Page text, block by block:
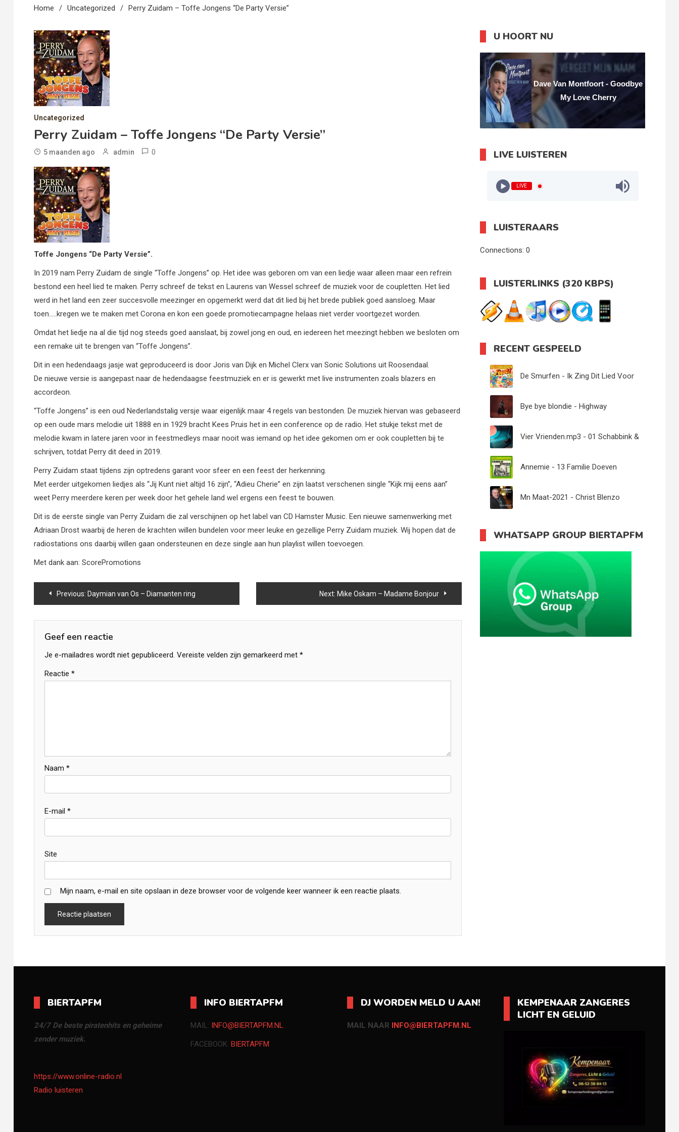
Home Uncategorized Perry Zuidam – Toffe Jongens “De Party Versie”
Uncategorized
Perry Zuidam – Toffe Jongens “De Party Versie”
5 maanden ago admin 0
Toffe Jongens “De Party Versie”.
In 2019 nam Perry Zuidam de single “Toffe Jongens” op. Het idee was geboren om van een liedje waar alleen maar een refrein
bestond een heel lied te maken. Perry schreef de tekst en Laurens van Wessel schreef de muziek voor de coupletten. Het lied
werd in het land een zeer succesvolle meezinger en opgemerkt werd dat dit lied bij het brede publiek goed aansloeg. Maar
toen…..kregen we te maken met Corona en kon een goede promotiecampagne helaas niet verder voortgezet worden.
Omdat het liedje na al die tijd nog steeds goed aanslaat, bij zowel jong en oud, en iedereen het meezingt hebben we besloten om
een remake uit te brengen van “Toffe Jongens”.
Dit in een hedendaags jasje wat geproduceerd is door Joris van Dijk en Michel Clerx van Sonic Solutions uit Roosendaal.
De nieuwe versie is aangepast naar de hedendaagse feestmuziek en er is gewerkt met live instrumenten zoals blazers en
accordeon.
“Toffe Jongens” is een oud Nederlandstalig versje waar eigenlijk maar 4 regels van bestonden. De muziek hiervan was gebaseerd
op een oude mars melodie uit 1888 en in 1929 bracht Kees Pruis het in een conference op de radio. Het stukje tekst met de
melodie kwam in latere jaren voor in feestmedleys maar nooit was iemand op het idee gekomen om er ook coupletten bij te
schrijven, totdat Perry dit deed in 2019.
Perry Zuidam staat tijdens zijn optredens garant voor sfeer en een feest der herkenning.
Met eerder uitgekomen liedjes als “Jij Kunt niet altijd 16 zijn”, “Adieu Cherie” en zijn laatst verschenen single “Kijk mij eens aan”
weet Perry meerdere keren per week door het gehele land wel ergens een feest te bouwen.
Dit is de eerste single van Perry Zuidam die zal verschijnen op het label van CD Hamster Music. Een nieuwe samenwerking met
Adriaan Drost waarbij de heren de krachten willen bundelen voor meer leuke en gezellige Perry Zuidam muziek. Wij hopen dat de
radiostations ons daarbij willen gaan ondersteunen en deze single aan hun playlist willen toevoegen.
Met dank aan: ScorePromotions
Bericht
navigatie
Previous: Daymian van Os – Diamanten ring Next: Mike Oskam – Madame Bonjour
Geef een reactie
Je e-mailadres wordt niet gepubliceerd. Vereiste velden zijn gemarkeerd met *
Reactie *
Naam *
E-mail *
Site
Mijn naam, e-mail en site opslaan in deze browser voor de volgende keer wanneer ik een reactie plaats.
U HOORT NU
Dave Van Montfoort - Goodbye
My Love Cherry
LIVE LUISTEREN
LIVE
LUISTERAARS
Connections:0
LUISTERLINKS (320 KBPS)
RECENT GESPEELD
De Smurfen - Ik Zing Dit Lied Voor
Bye bye blondie - Highway
Vier Vrienden.mp3 - 01 Schabbink &
Annemie - 13 Familie Doeven
Mn Maat-2021 - Christ Blenzo
WHATSAPP GROUP BIERTAPFM
BIERTAPFM
24/7 De beste piratenhits en geheime
zender muziek.
https://www.online-radio.nl
Radio luisteren
INFO BIERTAPFM
MAIL: INFO@BIERTAPFM.NL
FACEBOOK: BIERTAPFM
DJ WORDEN MELD U AAN!
MAIL NAAR INFO@BIERTAPFM.NL
KEMPENAAR ZANGERES
LICHT EN GELUID